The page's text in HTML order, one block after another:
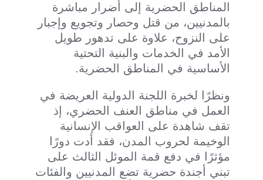
المناطق الحضرية إلى أضرار مباشرة
بالمدنيين، من قتل وحصار وتجويع وإجبار
على النزوح، علاوة على تدهور طويل
الأمد في الخدمات والبنية التحتية
الأساسية في المناطق الحضرية.
ونظرًا لخبرة اللجنة الدولية العريضة في
العمل في مناطق العنف الحضري، إذ
تقف شاهدة على العواقب الإنسانية
الوخيمة لحروب المدن، فقد أدت دورًا
مؤثرًا في دفع قمة الموئل الثالث على
تبني أجندة حضرية تضع المدنيين والفئات